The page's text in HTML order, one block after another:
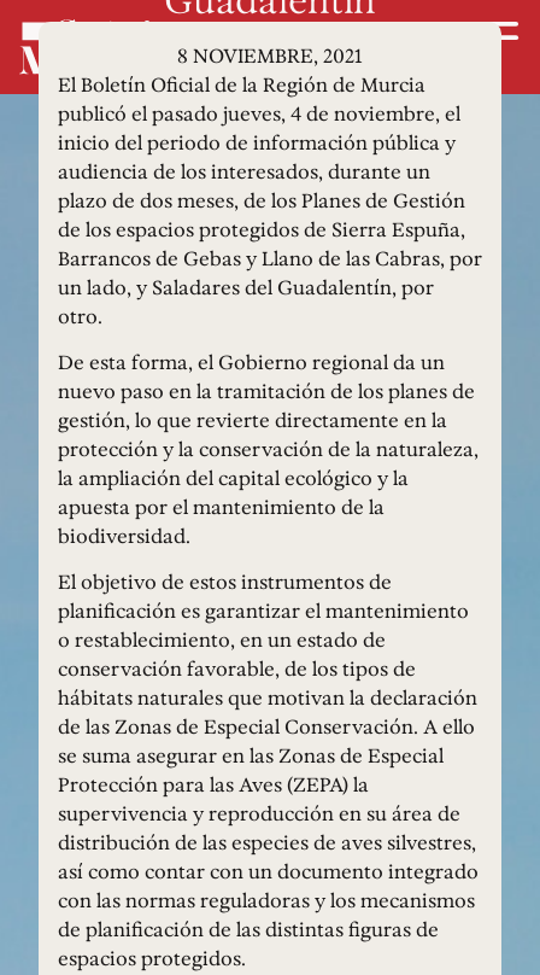
8 NOVIEMBRE, 2021
El Boletín Oficial de la Región de Murcia
publicó el pasado jueves, 4 de noviembre, el
inicio del periodo de información pública y
audiencia de los interesados, durante un
plazo de dos meses, de los Planes de Gestión
de los espacios protegidos de Sierra Espuña,
Barrancos de Gebas y Llano de las Cabras, por
un lado, y Saladares del Guadalentín, por
otro.
De esta forma, el Gobierno regional da un
nuevo paso en la tramitación de los planes de
gestión, lo que revierte directamente en la
protección y la conservación de la naturaleza,
la ampliación del capital ecológico y la
apuesta por el mantenimiento de la
biodiversidad.
El objetivo de estos instrumentos de
planificación es garantizar el mantenimiento
o restablecimiento, en un estado de
conservación favorable, de los tipos de
hábitats naturales que motivan la declaración
de las Zonas de Especial Conservación. A ello
se suma asegurar en las Zonas de Especial
Protección para las Aves (ZEPA) la
supervivencia y reproducción en su área de
distribución de las especies de aves silvestres,
así como contar con un documento integrado
con las normas reguladoras y los mecanismos
de planificación de las distintas figuras de
espacios protegidos.